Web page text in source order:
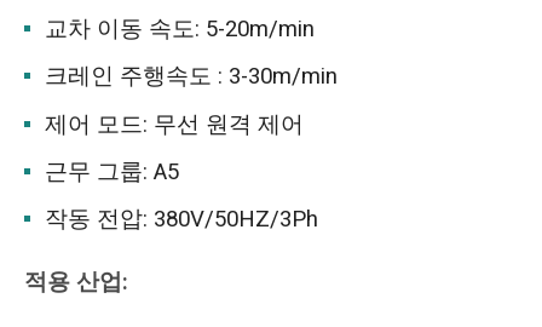
교차 이동 속도: 5-20m/min
크레인 주행속도 : 3-30m/min
제어 모드: 무선 원격 제어
근무 그룹: A5
작동 전압: 380V/50HZ/3Ph
적용 산업: